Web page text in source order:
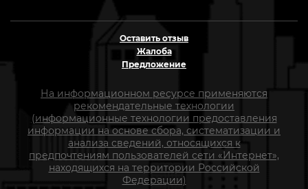
Оставить отзыв
Жалоба
Предложение
На информационном ресурсе применяются
рекомендательные технологии
(информационные технологии предоставления
информации на основе сбора, систематизации и
анализа сведений, относящихся к
предпочтениям пользователей сети «Интернет»,
находящихся на территории Российской
Федерации)